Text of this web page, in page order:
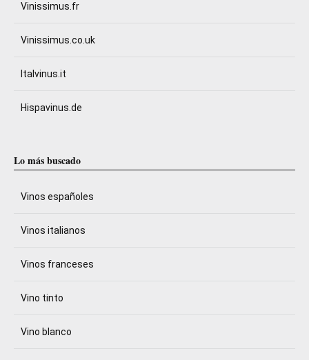
Vinissimus.fr
Vinissimus.co.uk
Italvinus.it
Hispavinus.de
Lo más buscado
Vinos españoles
Vinos italianos
Vinos franceses
Vino tinto
Vino blanco